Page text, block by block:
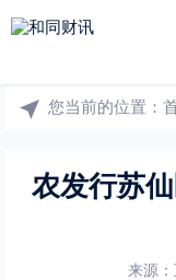
您当前的位置：
农发行苏
来源